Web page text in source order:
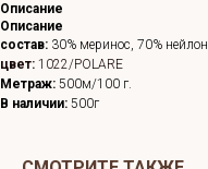
Описание
Описание
состав: 30% меринос, 70% нейлон
цвет: 1022/POLARE
Метраж: 500м/100 г.
В наличии: 500г